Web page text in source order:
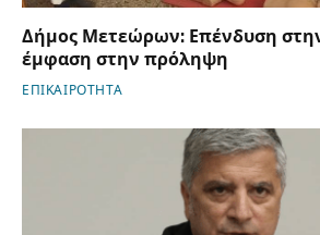
Δήμος Μετεώρων: Επένδυση
έμφαση στην πρόληψη
ΕΠΙΚΑΙΡΟΤΗΤΑ